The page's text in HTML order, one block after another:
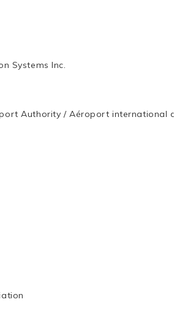
Systems Inc.
Authority / Aéroport